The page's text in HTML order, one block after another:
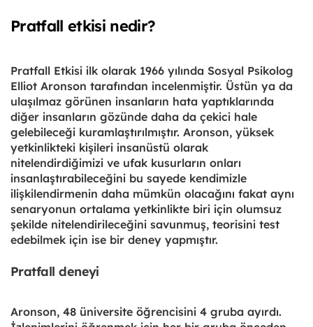
Pratfall etkisi nedir?
Pratfall Etkisi ilk olarak 1966 yılında Sosyal Psikolog
Elliot Aronson tarafından incelenmiştir. Üstün ya da
ulaşılmaz görünen insanların hata yaptıklarında
diğer insanların gözünde daha da çekici hale
gelebileceği kuramlaştırılmıştır. Aronson, yüksek
yetkinlikteki kişileri insanüstü olarak
nitelendirdiğimizi ve ufak kusurların onları
insanlaştırabileceğini bu sayede kendimizle
ilişkilendirmenin daha mümkün olacağını fakat aynı
senaryonun ortalama yetkinlikte biri için olumsuz
şekilde nitelendirileceğini savunmuş, teorisini test
edebilmek için ise bir deney yapmıştır.
Pratfall deneyi
Aronson, 48 üniversite öğrencisini 4 gruba ayırdı.